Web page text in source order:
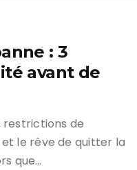
: 3
avant de
restrictions de
le rêve de quitter la
que…